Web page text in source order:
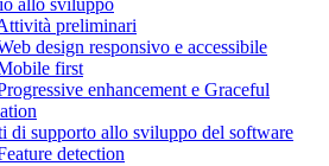
allo sviluppo
preliminari
design responsivo e accessibile
first
enhancement e Graceful
di supporto allo sviluppo del software
detection